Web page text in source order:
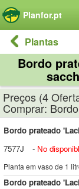
Planfor.pt
Plantas
Bordo
Preços (4
Comprar:
Bordo prateado
7577J
- No
Planta em vaso de 1
Bordo prateado
Painel de